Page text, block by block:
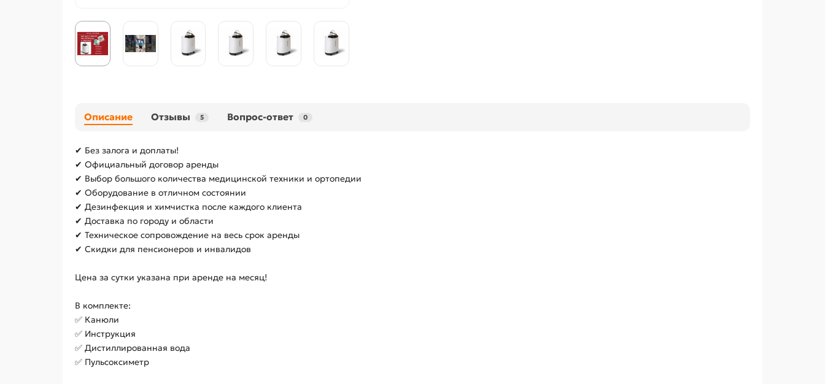
Описание Отзывы 5 Вопрос-ответ 0
✔ Без залога и доплаты!
✔ Официальный договор аренды
✔ Выбор большого количества медицинской техники и ортопедии
✔ Оборудование в отличном состоянии
✔ Дезинфекция и химчистка после каждого клиента
✔ Доставка по городу и области
✔ Техническое сопровождение на весь срок аренды
✔ Скидки для пенсионеров и инвалидов
Цена за сутки указана при аренде на месяц!
В комплекте:
✅ Канюли
✅ Инструкция
✅ Дистиллированная вода
✅ Пульсоксиметр